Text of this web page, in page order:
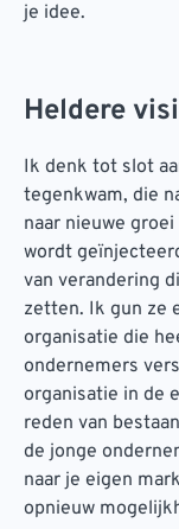
je idee.
Heldere
Ik denk tot slot
tegenkwam, die
naar nieuwe
wordt
van verandering
zetten. Ik gun ze
organisatie die
ondernemers
organisatie in de
reden van
de jonge
naar je eigen
opnieuw